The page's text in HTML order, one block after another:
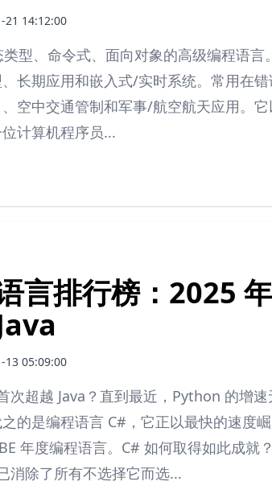
21 14:12:00
型、命令式、面向对象的高级编程语言
长期应用和嵌入式/实时系统。常用在
空中交通管制和军事/航空航天应用。
计算机程序员...
言排行榜：2025
13 05:09:00
次超越 Java？直到最近，Python 的增
的是编程语言 C#，它正以最快的速度
年度编程语言。C# 如何取得如此成就
消除了所有不选择它而选...